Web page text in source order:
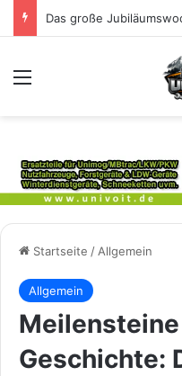
Startseite /Allgemein
Allgemein
Geschichte: